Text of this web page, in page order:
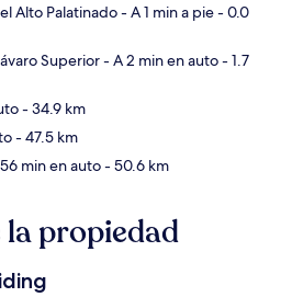
Alto Palatinado- A 1 min a pie- 0.0
Superior- A 2 min en auto- 1.7
- 34.9 km
- 47.5 km
min en auto- 50.6 km
propiedad